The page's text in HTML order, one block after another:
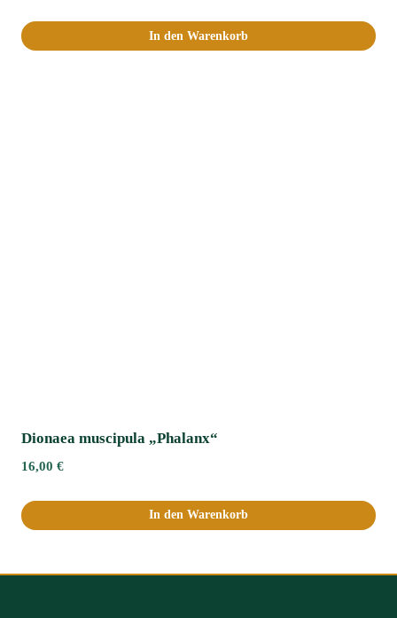
In den Warenkorb
Dionaea muscipula „Phalanx“
16,00 €
In den Warenkorb